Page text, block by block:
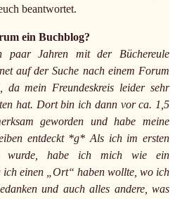
beantwortet.
ein Buchblog?
paar Jahren mit der Büchereule
auf der Suche nach einem Forum
da mein Freundeskreis leider sehr
hat. Dort bin ich dann vor ca. 1,5
geworden und habe meine
entdeckt *g* Als ich im ersten
wurde, habe ich mich wie ein
ich einen „Ort“ haben wollte, wo ich
und auch alles andere, was